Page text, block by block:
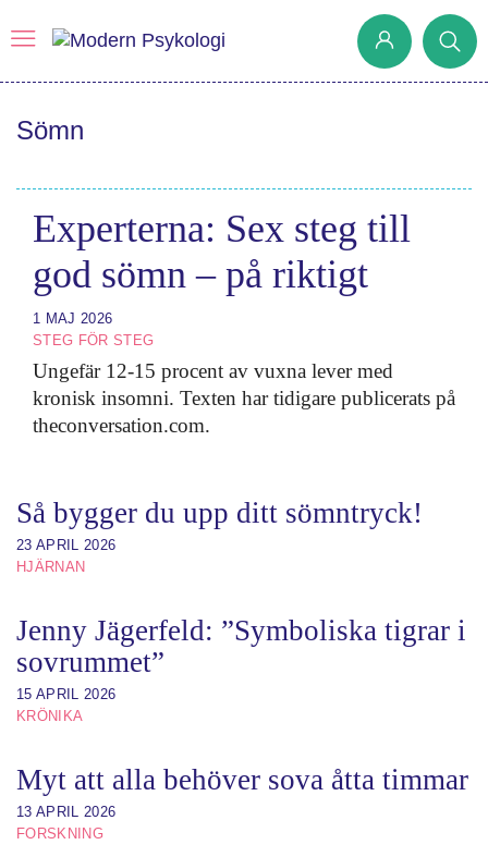
Det har jag lärt mig
Klassiska experiment
Podd
Hjärnan
Intervju
Steg för steg
Sömn
Experterna: Sex steg till
god sömn – på riktigt
1 MAJ 2026
STEG FÖR STEG
Ungefär 12-15 procent av vuxna lever med
kronisk insomni. Texten har tidigare publicerats på
theconversation.com.
Så bygger du upp ditt sömntryck!
23 APRIL 2026
HJÄRNAN
Jenny Jägerfeld: ”Symboliska tigrar i
sovrummet”
15 APRIL 2026
KRÖNIKA
Myt att alla behöver sova åtta timmar
13 APRIL 2026
FORSKNING